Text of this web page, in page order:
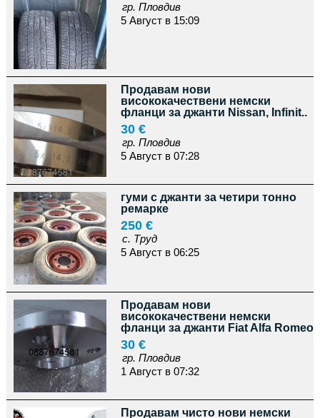
гр. Пловдив
5 Август в 15:09
Продавам нови
висококачествени немски
фланци за джанти Nissan, Infinit..
30 €
гр. Пловдив
5 Август в 07:28
гуми с джанти за четири тонно
ремарке
250 €
с. Труд
5 Август в 06:25
Продавам нови
висококачествени немски
фланци за джанти Fiat Alfa Romeo
30 €
гр. Пловдив
1 Август в 07:32
Продавам чисто нови немски